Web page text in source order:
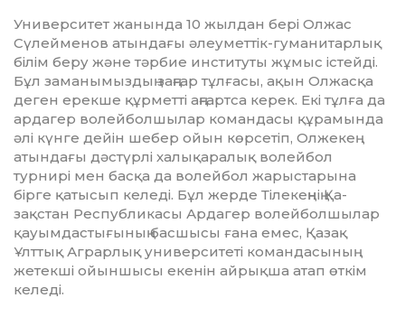
Университет жанында 10 жылдан бері Олжас
Сүлейменов атындағы әлеуметтік-гу­манитарлық
білім беру және тәрбие инс­титуты жұмыс істейді.
Бұл зама­ны­мыз­дың заңғар тұлғасы, ақын Олжасқа
де­ген ерекше құрметті аңғартса керек. Екі тұл­ға да
ардагер волейболшылар команда­сы құрамында
әлі күнге дейін шебер ойын көрсетіп, Олжекең
атындағы дәс­түр­лі халықаралық волейбол
турнирі мен бас­қа да волейбол жарыстарына
бірге қа­­тысып келеді. Бұл жерде Тілекеңнің Қа­­
зақстан Республикасы Ардагер во­лей­бол­шылар
қауымдастығының басшысы ғана емес, Қазақ
Ұлттық Аграрлық уни­вер­­ситеті командасының
жетекші ойын­шы­сы екенін айрықша атап өткім
ке­ле­ді.